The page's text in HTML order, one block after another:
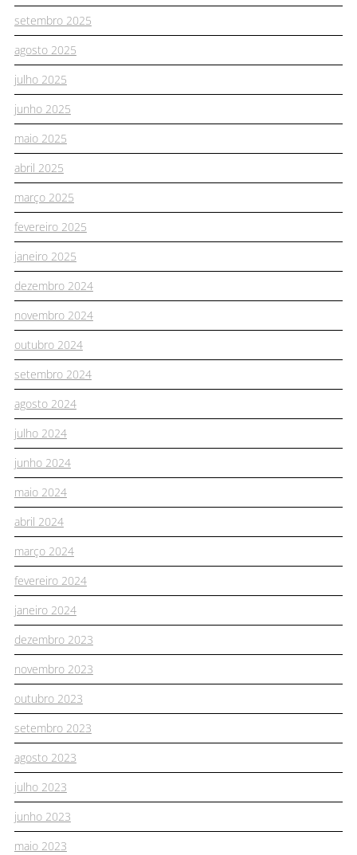
setembro 2025
agosto 2025
julho 2025
junho 2025
maio 2025
abril 2025
março 2025
fevereiro 2025
janeiro 2025
dezembro 2024
novembro 2024
outubro 2024
setembro 2024
agosto 2024
julho 2024
junho 2024
maio 2024
abril 2024
março 2024
fevereiro 2024
janeiro 2024
dezembro 2023
novembro 2023
outubro 2023
setembro 2023
agosto 2023
julho 2023
junho 2023
maio 2023